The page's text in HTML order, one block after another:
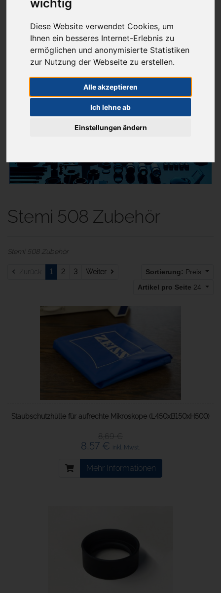
wichtig
Diese Website verwendet Cookies, um
Ihnen ein besseres Internet-Erlebnis zu
ermöglichen und anonymisierte Statistiken
zur Nutzung der Webseite zu erstellen.
Alle akzeptieren
Ich lehne ab
Einstellungen ändern
Aktuelles
Menü
Stereomikroskope
Stemi 508 Zubehör
Stemi 508 Zubehör
Zurück 1 2 3 Weiter Sortierung: Preis
Artikel pro Seite 24
Staubschutzhülle für aufrechte Mikroskope (L450xB150xH500)
8,69 €
8,57 € inkl. Mwst.
Mehr Informationen